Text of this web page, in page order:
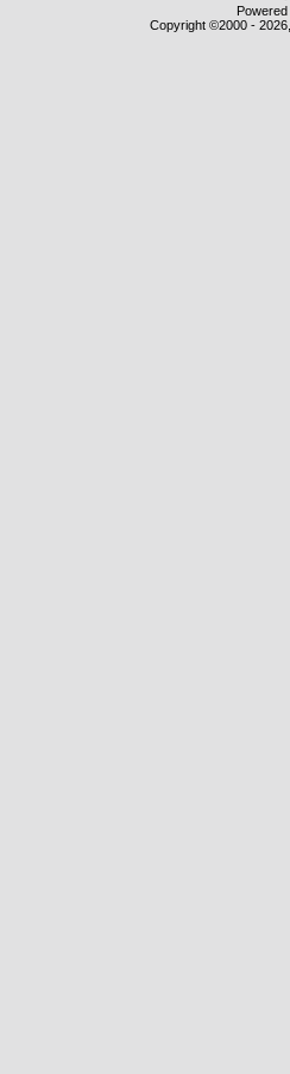
Copyright ©2000 -